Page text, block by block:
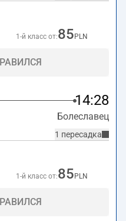
1-й класс от:85 PLN
14:28
Болеславец
1 пересадка
1-й класс от:85 PLN